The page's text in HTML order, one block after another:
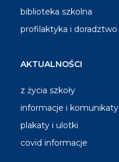
biblioteka szkolna
profilaktyka i doradztwo
AKTUALNOŚCI
z życia szkoły
informacje i komunikaty
plakaty i ulotki
covid informacje